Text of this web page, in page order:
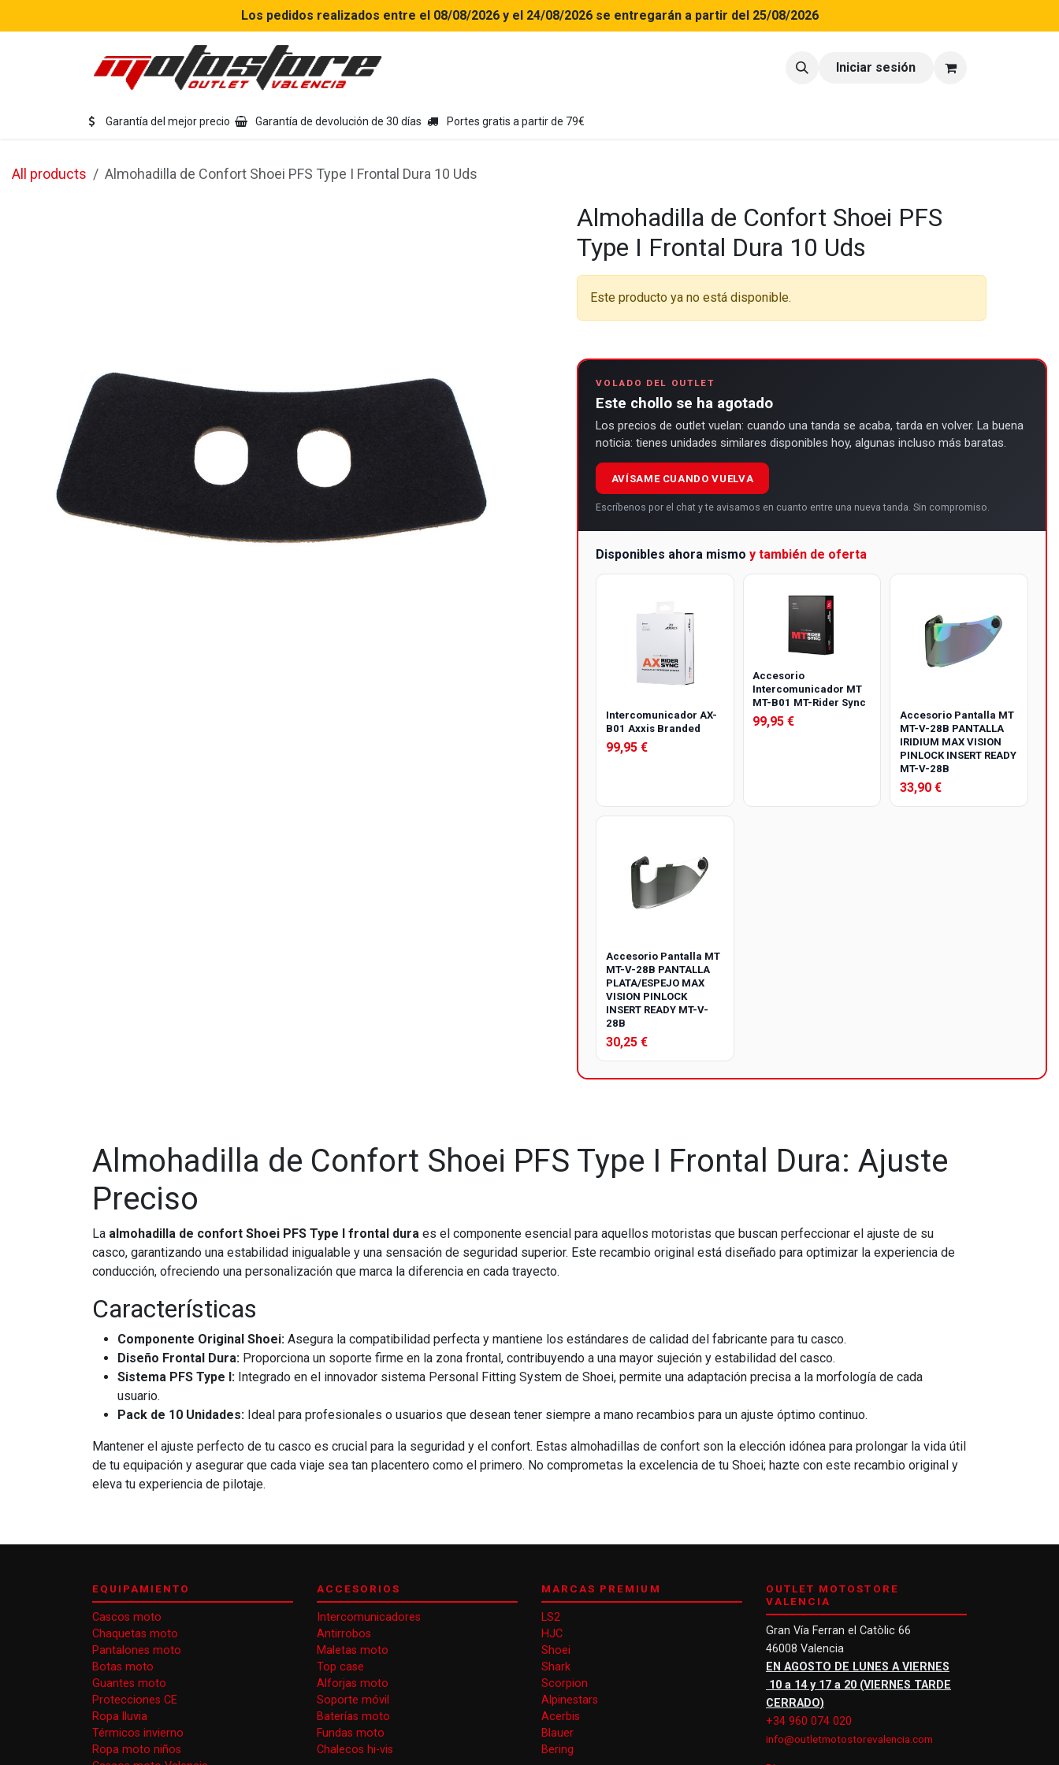
Los pedidos realizados entre el 08/08/2026 y el 24/08/2026 se entregarán a partir del 25/08/2026
Equipamiento moto Iniciar sesión
Garantía del mejor precio Garantía de devolución de 30 días Portes gratis a partir de 79€
All products Almohadilla de Confort Shoei PFS Type I Frontal Dura 10 Uds
Almohadilla de Confort Shoei PFS
Type I Frontal Dura 10 Uds
Este producto ya no está disponible.
VOLADO DEL OUTLET
Este chollo se ha agotado
Los precios de outlet vuelan: cuando una tanda se acaba, tarda en volver. La buena
noticia: tienes unidades similares disponibles hoy, algunas incluso más baratas.
AVÍSAME CUANDO VUELVA
Escríbenos por el chat y te avisamos en cuanto entre una nueva tanda. Sin compromiso.
Disponibles ahora mismoy también de oferta
Intercomunicador AX-
B01 Axxis Branded
99,95 €
Accesorio
Intercomunicador MT
MT-B01 MT-Rider Sync
99,95 €
Accesorio Pantalla MT
MT-V-28B PANTALLA
IRIDIUM MAX VISION
PINLOCK INSERT READY
MT-V-28B
33,90 €
Accesorio Pantalla MT
MT-V-28B PANTALLA
PLATA/ESPEJO MAX
VISION PINLOCK
INSERT READY MT-V-
28B
30,25 €
Almohadilla de Confort Shoei PFS Type I Frontal Dura: Ajuste
Preciso
La almohadilla de confort Shoei PFS Type I frontal dura es el componente esencial para aquellos motoristas que buscan perfeccionar el ajuste de su
casco, garantizando una estabilidad inigualable y una sensación de seguridad superior. Este recambio original está diseñado para optimizar la experiencia de
conducción, ofreciendo una personalización que marca la diferencia en cada trayecto.
Características
Componente Original Shoei: Asegura la compatibilidad perfecta y mantiene los estándares de calidad del fabricante para tu casco.
Diseño Frontal Dura: Proporciona un soporte firme en la zona frontal, contribuyendo a una mayor sujeción y estabilidad del casco.
Sistema PFS Type I: Integrado en el innovador sistema Personal Fitting System de Shoei, permite una adaptación precisa a la morfología de cada
usuario.
Pack de 10 Unidades: Ideal para profesionales o usuarios que desean tener siempre a mano recambios para un ajuste óptimo continuo.
Mantener el ajuste perfecto de tu casco es crucial para la seguridad y el confort. Estas almohadillas de confort son la elección idónea para prolongar la vida útil
de tu equipación y asegurar que cada viaje sea tan placentero como el primero. No comprometas la excelencia de tu Shoei; hazte con este recambio original y
eleva tu experiencia de pilotaje.
EQUIPAMIENTO
Cascos moto
Chaquetas moto
Pantalones moto
Botas moto
Guantes moto
Protecciones CE
Ropa lluvia
Térmicos invierno
Ropa moto niños
ACCESORIOS
Intercomunicadores
Antirrobos
Maletas moto
Top case
Alforjas moto
Soporte móvil
Baterías moto
Fundas moto
Chalecos hi-vis
MARCAS PREMIUM
LS2
HJC
Shoei
Shark
Scorpion
Alpinestars
Acerbis
Blauer
Bering
OUTLET MOTOSTORE
VALENCIA
Gran Vía Ferran el Catòlic 66
46008 Valencia
EN AGOSTO DE LUNES A VIERNES
10 a 14 y 17 a 20 (VIERNES TARDE
CERRADO)
+34 960 074 020
info@outletmotostorevalencia.com